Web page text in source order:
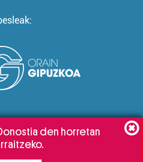
den horretan